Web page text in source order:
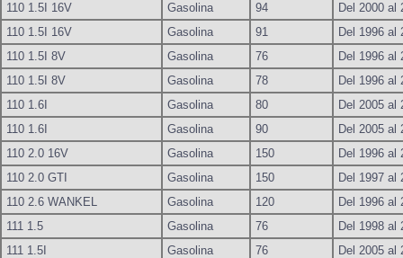
110 1.5I 16V
Gasolina 94
Del 2000 al
110 1.5I 16V
Gasolina 91
Del 1996 al
110 1.5I 8V
Gasolina 76
Del 1996 al
110 1.5I 8V
Gasolina 78
Del 1996 al
110 1.6I
Gasolina 80
Del 2005 al
110 1.6I
Gasolina 90
Del 2005 al
110 2.0 16V
Gasolina 150
Del 1996 al
110 2.0 GTI
Gasolina 150
Del 1997 al
110 2.6 WANKEL
Gasolina 120
Del 1996 al
111 1.5
Gasolina 76
Del 1998 al
111 1.5I
Gasolina 76
Del 2005 al